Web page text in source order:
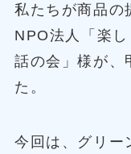
私たちが商品の
NPO法人「楽
話の会」様が、
た。
今回は、グリー